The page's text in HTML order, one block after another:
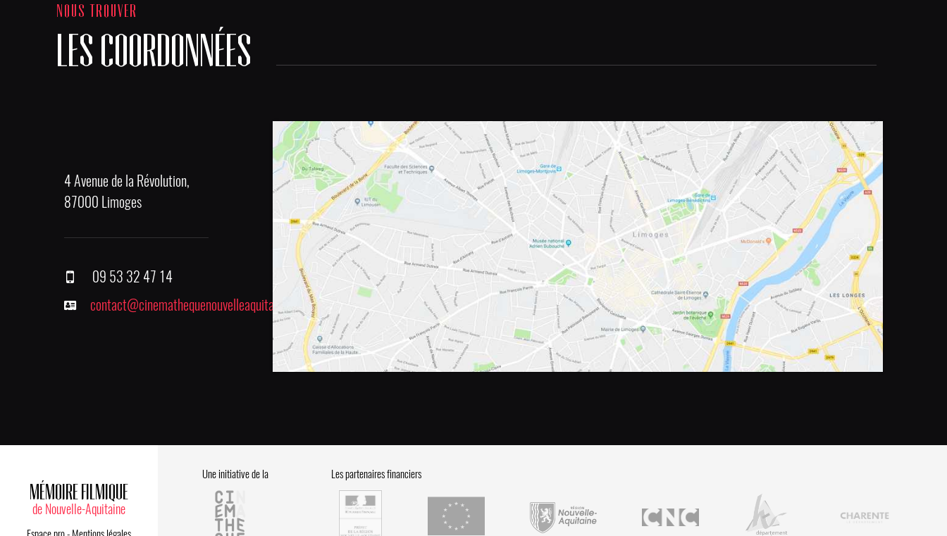
NOUS TROUVER
LES COORDONNÉES
4 Avenue de la Révolution,
87000 Limoges
09 53 32 47 14
contact@cinemathequenouvelleaquitaine.fr
MÉMOIRE FILMIQUE
de Nouvelle-Aquitaine
Une initiative de la Les partenaires financiers